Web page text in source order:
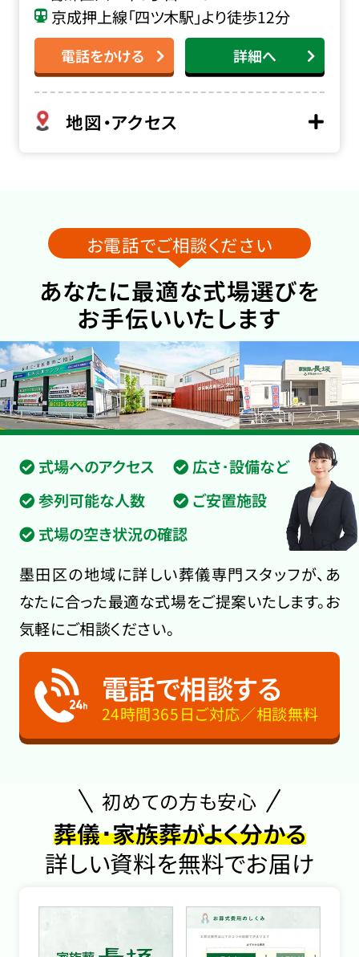
京成押上線「四ツ木駅」より徒歩12分
電話をかける 詳細へ
地図・アクセス
お電話でご相談ください
あなたに最適な式場選びを
お手伝いいたします
式場へのアクセス
広さ･設備など
参列可能な人数
ご安置施設
式場の空き状況の確認
墨田区の地域に詳しい葬儀専門スタッフが、あ
なたに合った最適な式場をご提案いたします。お
気軽にご相談ください。
電話で相談する
24時間365日ご対応／相談無料
初めての方も安心
葬儀･家族葬がよく分かる
詳しい資料を無料でお届け